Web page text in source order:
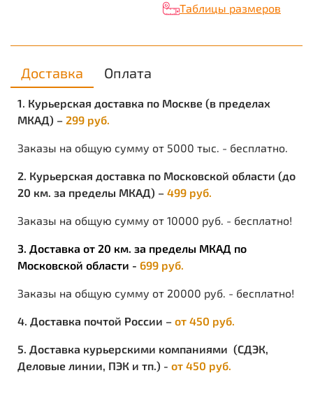
Таблицы размеров
Доставка Оплата
1. Курьерская доставка по Москве (в пределах
МКАД) – 299 руб.
Заказы на общую сумму от 5000 тыс. - бесплатно.
2. Курьерская доставка по Московской области (до
20 км. за пределы МКАД) – 499 руб.
Заказы на общую сумму от 10000 руб. - бесплатно!
3. Доставка от 20 км. за пределы МКАД по
Московской области - 699 руб.
Заказы на общую сумму от 20000 руб. - бесплатно!
4. Доставка почтой России – от 450 руб.
5. Доставка курьерскими компаниями (СДЭК,
Деловые линии, ПЭК и тп.) - от 450 руб.